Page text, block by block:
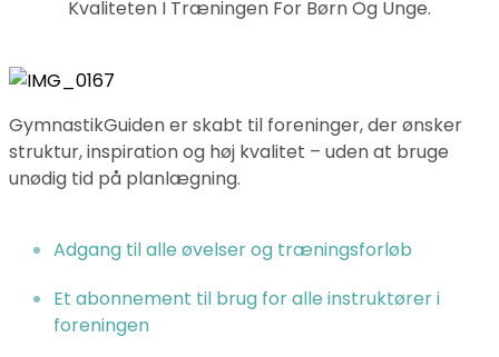
Kvaliteten I Træningen For Børn Og Unge.
GymnastikGuiden er skabt til foreninger, der ønsker
struktur, inspiration og høj kvalitet – uden at bruge
unødig tid på planlægning.
Adgang til alle øvelser og træningsforløb
Et abonnement til brug for alle instruktører i
foreningen